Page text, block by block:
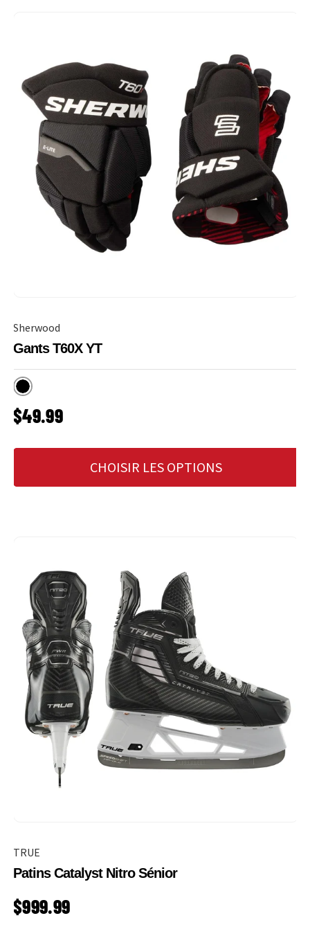
Sherwood
Gants T60X YT
Noir
PRIX HABITUEL
$49.99
CHOISIR LES OPTIONS
TRUE
Patins Catalyst Nitro Sénior
PRIX HABITUEL
$999.99